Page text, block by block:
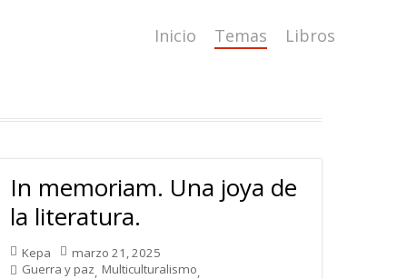
Inicio Temas Libros
In memoriam. Una joya de
la literatura.
Kepa
marzo 21, 2025
Guerra y paz Multiculturalismo